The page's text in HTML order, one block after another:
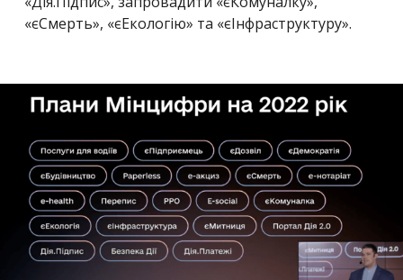
«єСмерть», «єЕкологію» та «єІнфраструктуру».